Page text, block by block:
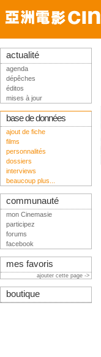
actualité
agenda
dépêches
éditos
mises à jour
base de données
ajout de fiche
films
personnalités
dossiers
interviews
beaucoup plus...
communauté
mon Cinemasie
participez
forums
facebook
mes favoris
ajouter cette page ->
boutique